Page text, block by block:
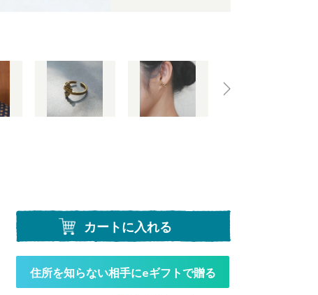
カートに入れる
住所を知らない相手にeギフトで贈る